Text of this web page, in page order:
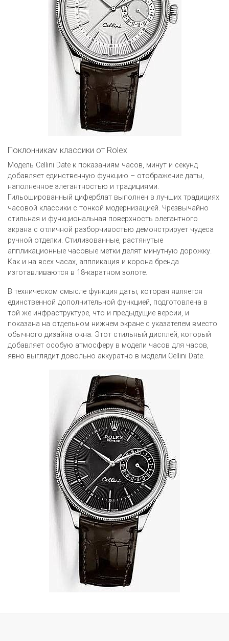
Поклонникам классики от Rolex
Модель Cellini Date к показаниям часов, минут и секунд
добавляет единственную функцию – отображение даты,
наполненное элегантностью и традициями.
Гильошированный циферблат выполнен в лучших традициях
часовой классики с тонкой модернизацией. Чрезвычайно
стильная и функциональная поверхность элегантного
экрана с отличной разборчивостью демонстрирует чудеса
ручной отделки. Стилизованные, растянутые
аппликационные часовые метки делят минутную дорожку.
Как и на всех часах, аппликация и корона бренда
изготавливаются в 18-каратном золоте.
В техническом смысле функция даты, которая является
единственной дополнительной функцией, подготовлена в
той же инфраструктуре, что и предыдущие версии, и
показана на отдельном нижнем экране с указателем вместо
обычного дизайна окна. Этот стильный дисплей, который
добавляет особую атмосферу в модели часов для часов,
явно выглядит довольно аккуратно в модели Cellini Date.